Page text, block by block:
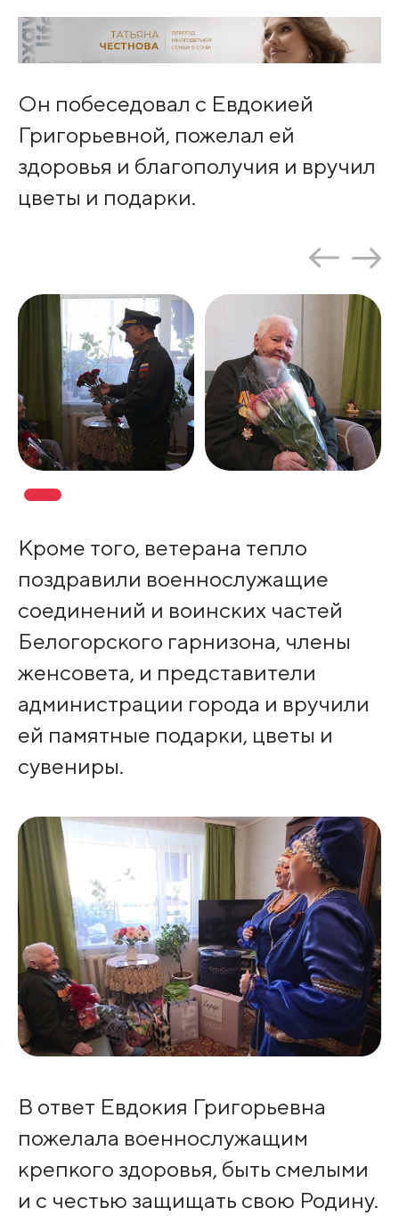
Он побеседовал с Евдокией
Григорьевной, пожелал ей
здоровья и благополучия и вручил
цветы и подарки.
Кроме того, ветерана тепло
поздравили военнослужащие
соединений и воинских частей
Белогорского гарнизона, члены
женсовета, и представители
администрации города и вручили
ей памятные подарки, цветы и
сувениры.
В ответ Евдокия Григорьевна
пожелала военнослужащим
крепкого здоровья, быть смелыми
и с честью защищать свою Родину.